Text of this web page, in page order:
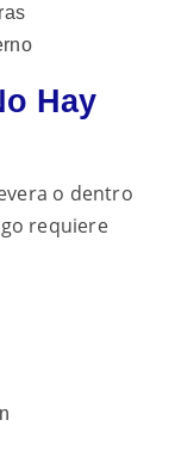
Hay
o dentro
requiere